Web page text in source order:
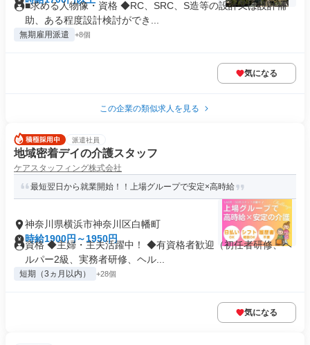
■求める人物像・資格 ◆RC、SRC、S造等の設計又は設計補
助、ある程度設計検討ができ...
無期雇用派遣 +8個
気になる
この企業の類似求人を見る
派遣社員
地域密着デイの介護スタッフ
ケアスタッフィング株式会社
最短翌日から就業開始！！上場グループで安定×高時給
神奈川県横浜市神奈川区白幡町
時給1900円～1950円
資格 ◆主婦・主夫活躍中！ ◆有資格者歓迎（初任者研修、ヘ
ルパー2級、実務者研修、ヘル...
短期（3ヵ月以内） +28個
気になる